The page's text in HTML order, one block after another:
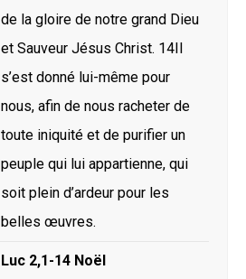
de la gloire de notre grand Dieu
et Sauveur Jésus Christ. 14Il
s’est donné lui-même pour
nous, afin de nous racheter de
toute iniquité et de purifier un
peuple qui lui appartienne, qui
soit plein d’ardeur pour les
belles œuvres.
Luc 2,1-14 Noël